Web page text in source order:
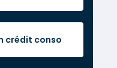
crédit conso